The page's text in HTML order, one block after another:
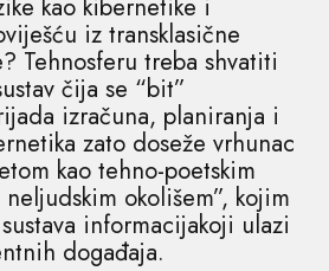
kao kibernetike i
iz transklasične
Tehnosferu treba shvatiti
čija se “bit”
izračuna, planiranja i
zato doseže vrhunac
kao tehno-poetskim
okolišem”, kojim
informacijakoji ulazi
događaja.